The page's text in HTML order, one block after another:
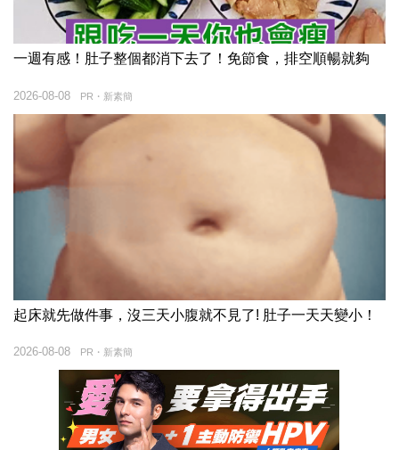
一週有感！肚子整個都消下去了！免節食，排空順暢就夠
PR・新素簡
2026-08-08
起床就先做件事，沒三天小腹就不見了! 肚子一天天變小！
PR・新素簡
2026-08-08